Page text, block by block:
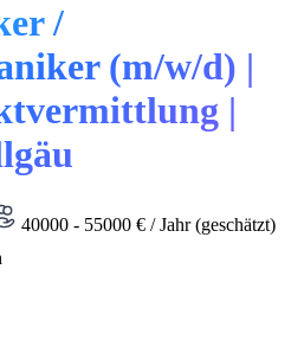
/
(m/w/d) |
|
40000 - 55000 € / Jahr (geschätzt)